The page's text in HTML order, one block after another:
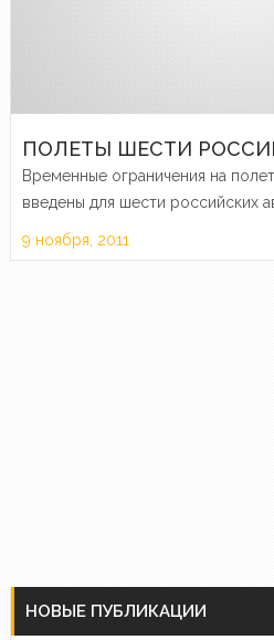
Временные ограничения на
введены для шести российских
9 ноября, 2011
НОВЫЕ ПУБЛИКАЦИИ